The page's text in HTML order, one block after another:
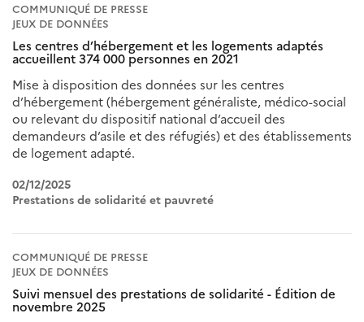
COMMUNIQUÉ DE PRESSE
JEUX DE DONNÉES
Les centres d’hébergement et les logements adaptés
accueillent 374 000 personnes en 2021
Mise à disposition des données sur les centres
d’hébergement (hébergement généraliste, médico-social
ou relevant du dispositif national d’accueil des
demandeurs d’asile et des réfugiés) et des établissements
de logement adapté.
02/12/2025
Prestations de solidarité et pauvreté
COMMUNIQUÉ DE PRESSE
JEUX DE DONNÉES
Suivi mensuel des prestations de solidarité - Édition de
novembre 2025